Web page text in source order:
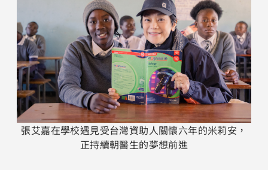
張艾嘉在學校遇見受台灣資助人關懷六年的米莉安，
正持續朝醫生的夢想前進